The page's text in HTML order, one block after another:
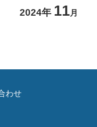
2024年 11月
わせ